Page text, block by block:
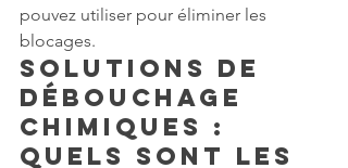
pouvez utiliser pour éliminer les
blocages.
Solutions de
débouchage
chimiques :
quels sont les